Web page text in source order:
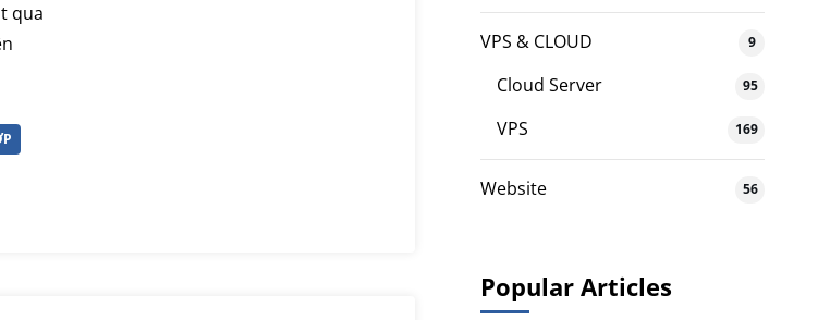
qua
VPS & CLOUD 9
Cloud Server 95
VPS 169
Website 56
Popular Articles